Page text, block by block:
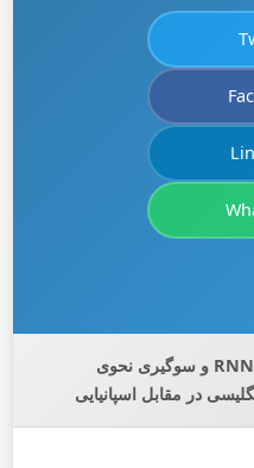
مدل‌های زبانی RNN و سوگیری نحوی
در مقابل اسپانیایی